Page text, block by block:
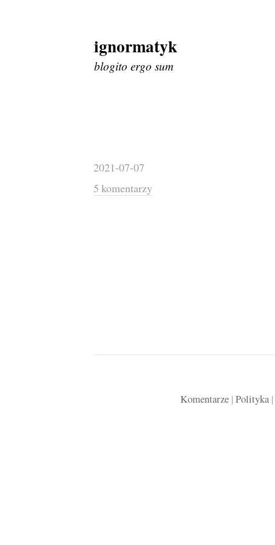
Skip
to
content
ignormatyk
blogito ergo sum
2021-07-07
5 komentarzy
Komentarze| Polityka|